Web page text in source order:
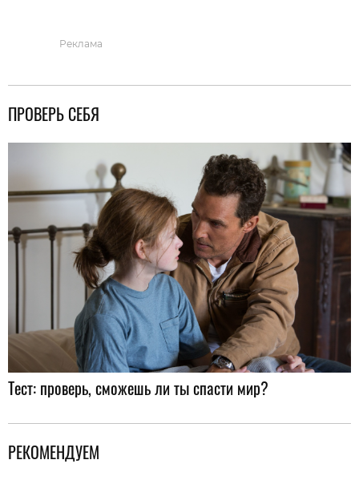
Реклама
ПРОВЕРЬ СЕБЯ
Тест: проверь, сможешь ли ты спасти мир?
РЕКОМЕНДУЕМ